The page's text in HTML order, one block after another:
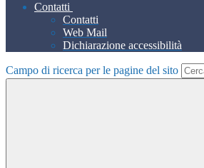
Contatti
Contatti
Web Mail
Dichiarazione accessibilità
Campo di ricerca per le pagine del sito